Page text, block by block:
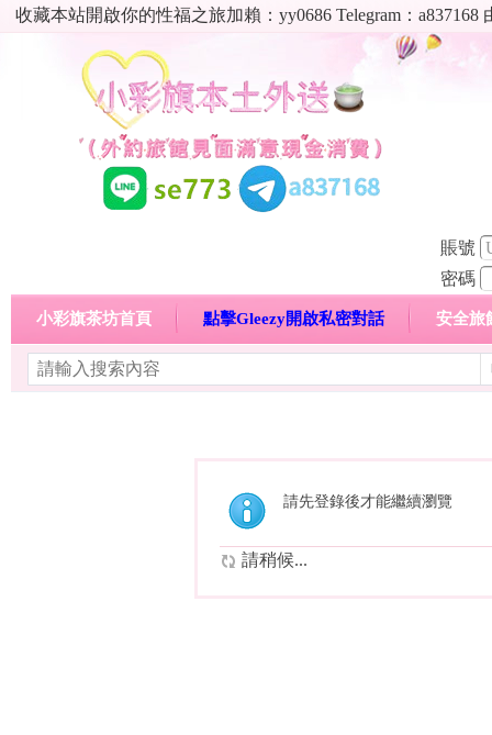
收藏本站開啟你的性福之旅加賴：yy0686 Telegram：
賬號
密碼
小彩旗茶坊首頁 點擊Gleezy開啟私密對話 安全旅
請先登錄後才能繼續瀏覽
請稍候...